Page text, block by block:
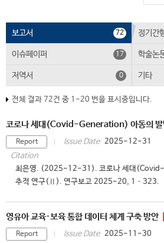
보고서 72 정기간
이슈페이퍼 17 학술논
저역서 0 기타
전체 결과 72건 중 1-20 번을 표시중입니다.
코로나 세대(Covid-Generation) 아동의
Report Issue Date 2025-12-31
Citation
최은영. (2025-12-31). 코로나 세대
추적 연구(Ⅱ). 연구보고 2025-20, 1–323.
영유아 교육·보육 통합 데이터 체계 구축 방안
Report Issue Date 2025-11-30